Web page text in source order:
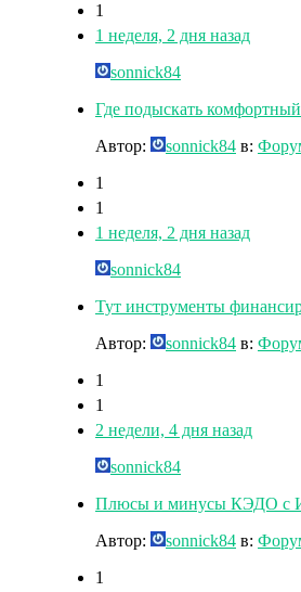
1
1 неделя, 2 дня назад
sonnick84
Где подыскать
Автор:
sonnick84 в:
1
1
1 неделя, 2 дня назад
sonnick84
Тут инструменты
Автор:
sonnick84 в:
1
1
2 недели, 4 дня назад
sonnick84
Плюсы и минусы КЭДО с
Автор:
sonnick84 в:
1